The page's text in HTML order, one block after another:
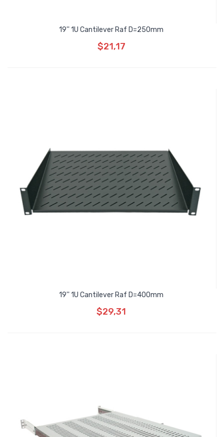
19'' 1U Cantilever Raf D=250mm
$21,17
19'' 1U Cantilever Raf D=400mm
$29,31